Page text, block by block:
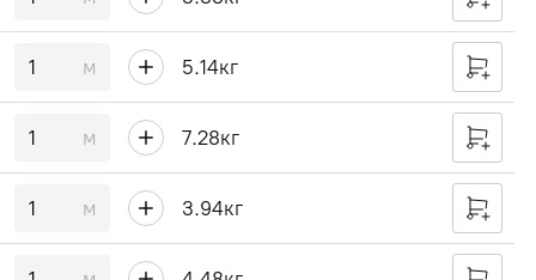
м 5.14кг
м 7.28кг
м 3.94кг